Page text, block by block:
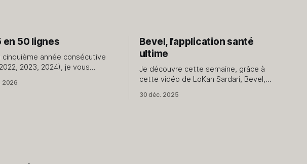
en 50 lignes
cinquième année consécutive
2023, 2024), je vous
Rien de plus. 1. J'ai repris
2026
Bevel, l’application santé
ultime
Je découvre cette semaine, grâce à
cette vidéo de LoKan Sardari, Bevel,
une dimension que je ne soupçonnais
30 déc. 2025